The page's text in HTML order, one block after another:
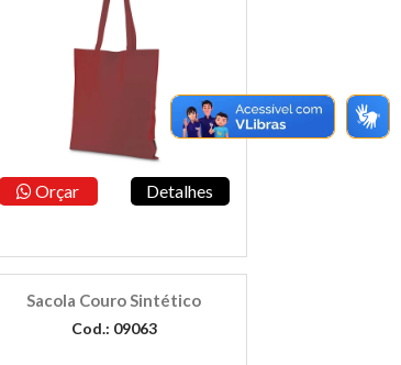
Orçar Detalhes
Sacola Couro Sintético
Cod.: 09063